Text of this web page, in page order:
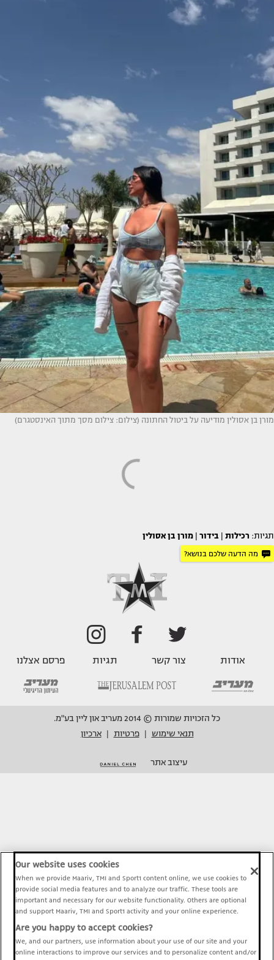
מורן בן אסולין מודיעה על ביטול החתונה (צילום: צילום מסך מתוך האינסטגרם)
תגיות: רכילות בידור מורן בן אסולין
מה הדעה שלכם בנושא?
אודות צור קשר תגיות פרסם אצלנו
כל הזכויות שמורות © 2014 מעריב און ליין בע"מ.
תנאי שימוש
פרטיות ארכיון
עיצוב אתר
Our website uses cookies
When we provide Maariv, TMI and Sport1 content online, we use cookies to
provide social media features and to analyze our traffic. These tools are
important and necessary for our website functionality. Others are optional
and support Maariv, TMI and Sport1 activity and your online experience.
Are you happy to accept cookies?
We, and our partners, use information about your use of our site and your
online interactions to improve our services and to personalize content and/or